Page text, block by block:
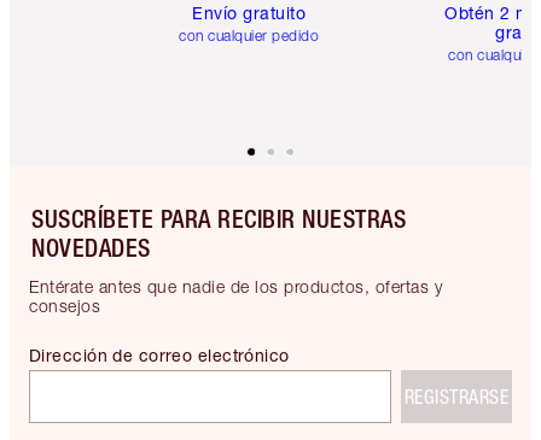
Envío gratuito
con cualquier pedido
Obtén 2
gratis
con
SUSCRÍBETE PARA RECIBIR NUESTRAS
NOVEDADES
Entérate antes que nadie de los productos, ofertas y
consejos
Dirección de correo electrónico
REGISTRARSE